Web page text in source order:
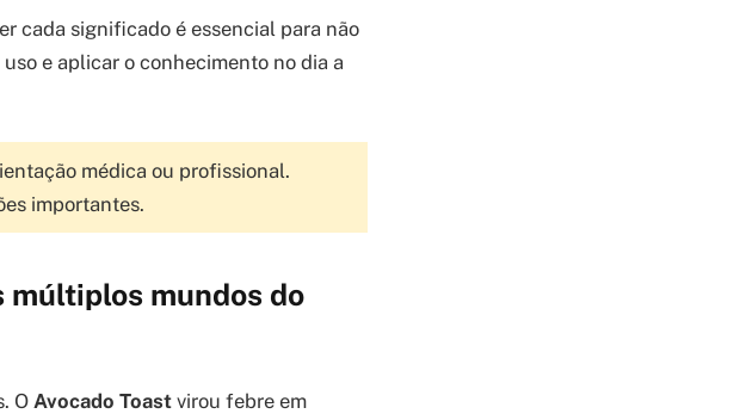
cada significado é essencial para não
e aplicar o conhecimento no dia a
médica ou profissional.
importantes.
múltiplos mundos do
O Avocado Toast virou febre em